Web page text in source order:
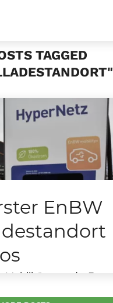
TAGGED
EnBW
Mobilitätswende: Erster